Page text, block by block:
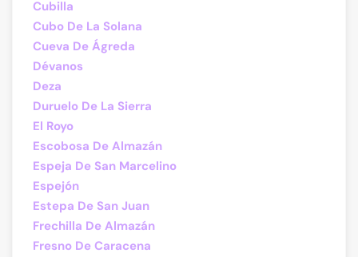
Cubilla
Cubo De La Solana
Cueva De Ágreda
Dévanos
Deza
Duruelo De La Sierra
El Royo
Escobosa De Almazán
Espeja De San Marcelino
Espejón
Estepa De San Juan
Frechilla De Almazán
Fresno De Caracena